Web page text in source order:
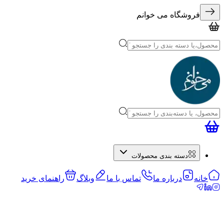
فروشگاه می خوانم
دسته بندی محصولات
خانه درباره ما تماس با ما وبلاگ راهنمای خرید